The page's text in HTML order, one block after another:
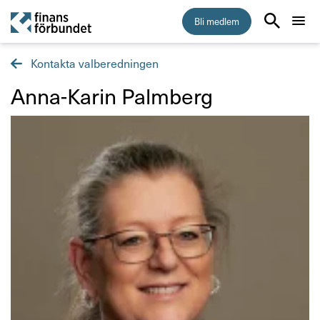
Bli medlem
Medlemskap
Om Finansförbundet
Kontakta oss
Organisation och uppdrag
Så hanterar vi dina personuppgifter
Kontakta valberedningen
Anna-Karin Palm­berg